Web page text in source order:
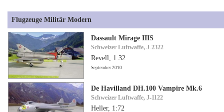
Flugzeuge Militär Modern
Dassault Mirage IIIS
Schweizer Luftwaffe, J-2322
Revell, 1:32
September 2010
De Havilland DH.100 Vampire Mk.6
Schweizer Luftwaffe, J-1122
Heller, 1:72